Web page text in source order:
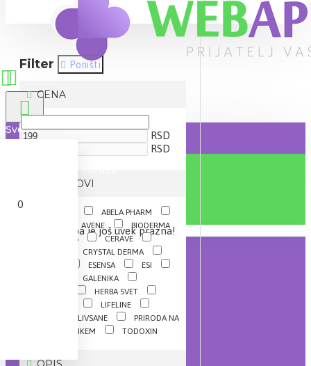
Sve
0
Vaša korpa je još uvek prazna!
Filter Poništi
CENA
RSD
RSD
BRENDOVI
ABELA PHARM
AVENE
BIODERMA
CATALYSIS
CERAVE
CRYSTAL DERMA
ESENSA
ESI
GALENIKA
HERBA SVET
LIFELINE
LIVSANE
PRIRODA NA
SEMIKEM TODOXIN